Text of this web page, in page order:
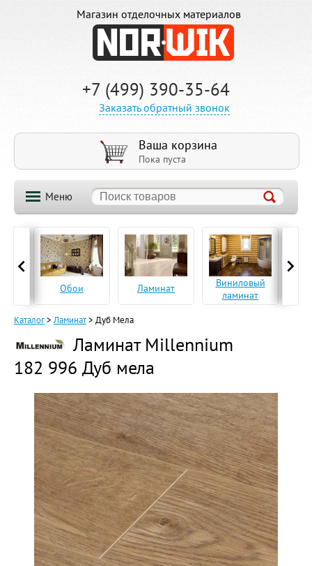
Магазин отделочных материалов
+7 (499) 390-35-64
Заказать обратный звонок
Ваша корзина
Пока пуста
Меню
Обои Ламинат
Виниловый
ламинат
Каталог> Ламинат> Дуб Мела
Ламинат Millennium
182 996 Дуб мела